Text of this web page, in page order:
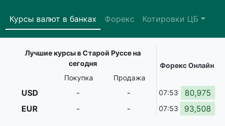
Курсы валют в банках Форекс Котировки ЦБ
Лучшие курсы в Старой Руссе на
сегодня
Форекс Онлайн
Покупка
Продажа
USD - - 07:53
80,975
EUR
- - 07:53 93,508